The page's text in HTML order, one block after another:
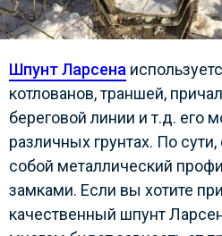
Шпунт Ларсена
котлованов, траншей,
береговой линии и т.д. его
различных грунтах. По
собой металлический
замками. Если вы хотите
качественный шпунт